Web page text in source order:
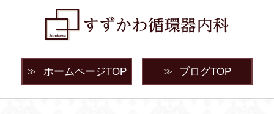
≫ ホームページTOP ≫ ブログTOP